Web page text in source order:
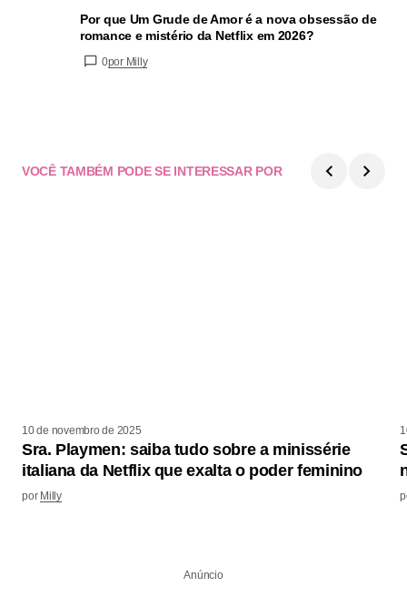
Por que Um Grude de Amor é a nova obsessão de
romance e mistério da Netflix em 2026?
0por Milly
VOCÊ TAMBÉM PODE SE INTERESSAR POR
10 de novembro de 2025
Sra. Playmen: saiba tudo sobre a minissérie
italiana da Netflix que exalta o poder feminino
por Milly
Anúncio